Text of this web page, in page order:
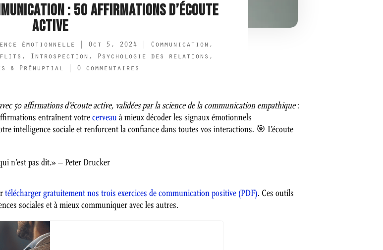
: 50 AFFIRMATIONS D’ÉCOUTE
ACTIVE
émotionnelle Oct 5, 2024 Communication ,
, Introspection , Psychologie des relations ,
& Prénuptial
0 commentaires
50 affirmations d’écoute active, validées par la science de la communication empathique:
entraînent votrecerveauà mieux décoder les signaux émotionnels
intelligence sociale et renforcent la confiance dans toutes vos interactions. 🎯 L’écoute
n’est pas dit.» – Peter Drucker
télécharger gratuitement nos trois exercices de communication positive (PDF). Ces outils
sociales et à mieux communiquer avec les autres.